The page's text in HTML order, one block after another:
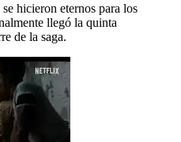
hicieron eternos para los
llegó la quinta
de la saga.